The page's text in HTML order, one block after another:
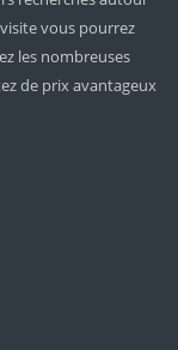
vous pourrez
les nombreuses
de prix avantageux